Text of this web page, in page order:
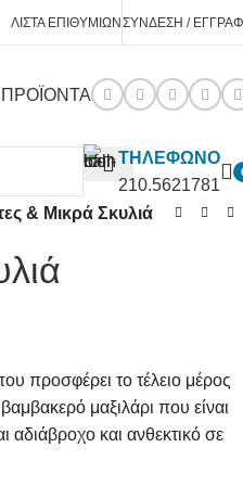
ΛΊΣΤΑ ΕΠΙΘΥΜΙΏΝΣΎΝΔΕΣΗ /
ΤΗΛΕΦΩΝΟ
210.5621781
& Μικρά Σκυλιά
προσφέρει το τέλειο μέρος
μαξιλάρι που είναι
αδιάβροχο και ανθεκτικό σε